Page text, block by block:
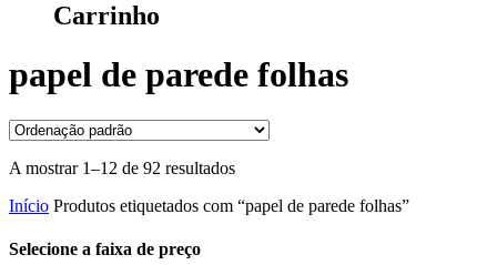
Carrinho
papel de parede folhas
A mostrar 1–12 de 92 resultados
Início Produtos etiquetados com “papel de parede folhas”
Selecione a faixa de preço